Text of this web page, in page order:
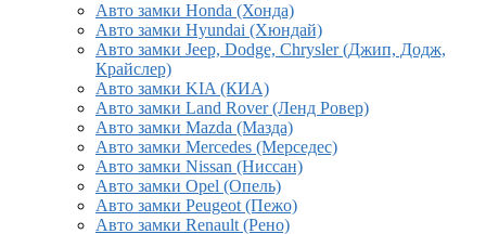
Авто замки Honda (Хонда)
Авто замки Hyundai (Хюндай)
Авто замки Jeep, Dodge, Chrysler (Джип, Додж,
Крайслер)
Авто замки KIA (КИА)
Авто замки Land Rover (Ленд Ровер)
Авто замки Mazda (Мазда)
Авто замки Mercedes (Мерседес)
Авто замки Nissan (Ниссан)
Авто замки Opel (Опель)
Авто замки Peugeot (Пежо)
Авто замки Renault (Рено)